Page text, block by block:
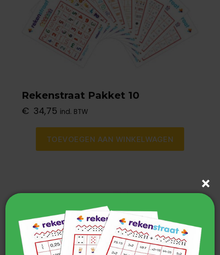
Rekenstraat Pakket 10
€ 34,75 incl. BTW
TOEVOEGEN AAN WINKELWAGEN